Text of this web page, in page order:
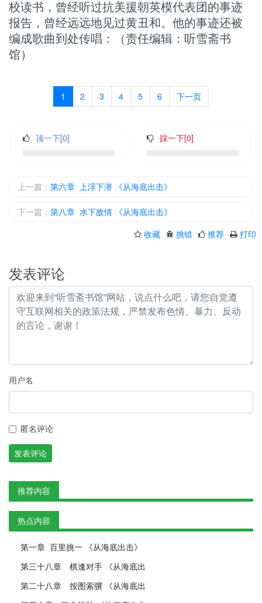
校读书，曾经听过抗美援朝英模代表团的事迹
报告，曾经远远地见过黄丑和。他的事迹还被
编成歌曲到处传唱：（责任编辑：听雪斋书
馆）
1 2 3 4 5 6 下一页
顶一下[0] 踩一下[0]
上一篇： 第六章 上浮下潜 《从海底出击》
下一篇： 第八章 水下敌情 《从海底出击》
收藏
挑错 推荐 打印
发表评论
用户名
匿名评论
发表评论
推荐内容
热点内容
第一章 百里挑一 《从海底出击》
第三十八章 棋逢对手 《从海底出
第二十八章 按图索骥 《从海底出